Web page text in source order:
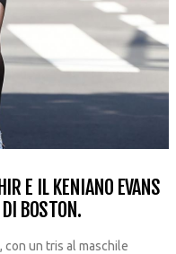
E IL KENIANO EVANS
BOSTON.
con un tris al maschile